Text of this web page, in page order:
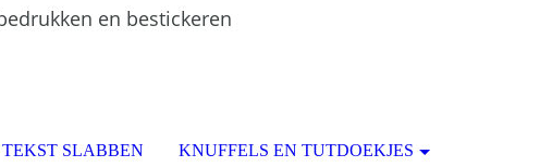
en bestickeren
TEKST SLABBEN KNUFFELS EN TUTDOEKJES